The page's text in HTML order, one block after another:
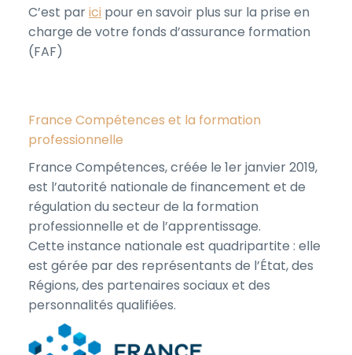
C’est parici pour en savoir plus sur la prise en
charge de votre fonds d’assurance formation
(FAF)
France Compétences et la formation
professionnelle
France Compétences, créée le 1er janvier 2019,
est l’autorité nationale de financement et de
régulation du secteur de la formation
professionnelle et de l’apprentissage.
Cette instance nationale est quadripartite : elle
est gérée par des représentants de l’État, des
Régions, des partenaires sociaux et des
personnalités qualifiées.